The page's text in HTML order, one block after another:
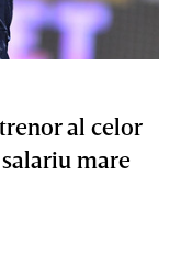
al celor
mare